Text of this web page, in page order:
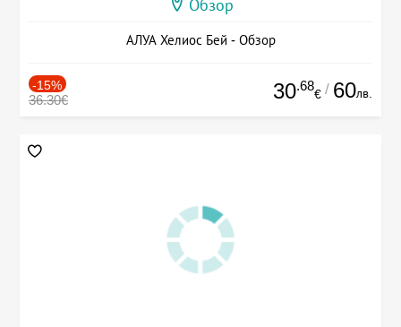
Обзор
АЛУА Хелиос Бей - Обзор
-15%
36.30€ 30.68
€ / 60лв.